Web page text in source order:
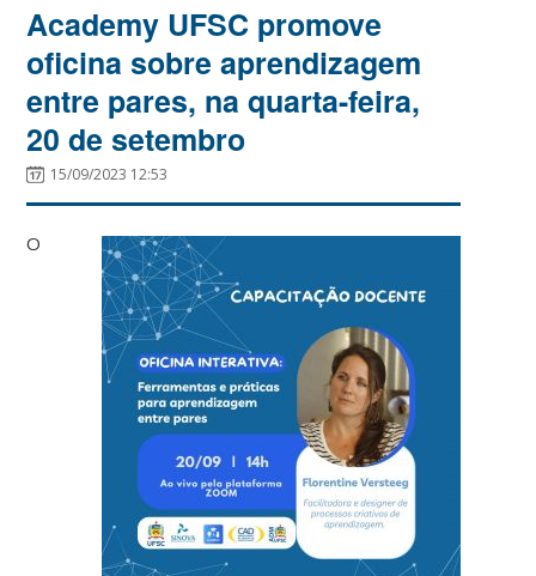
Academy UFSC promove
oficina sobre aprendizagem
entre pares, na quarta-feira,
20 de setembro
15/09/2023 12:53
O